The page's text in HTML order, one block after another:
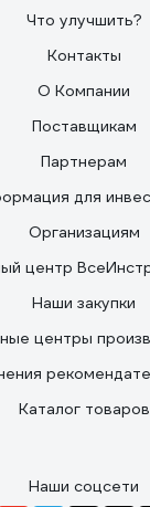
Что улучшить?
Контакты
О Компании
Поставщикам
Партнерам
для
Организациям
центр
Наши закупки
центры
Каталог товаров
Наши соцсети